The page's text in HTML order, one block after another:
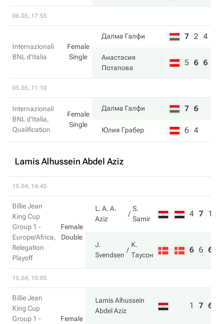
06.05, 17:55
Internazionali
BNL d'Italia
Female
Single
Далма Галфи 7 2 4
Анастасия
Потапова
5 6 6
05.05, 11:10
Internazionali
BNL d'Italia,
Qualification
Female
Single
Далма Галфи 7 6
Юлия Грабер 6 4
Lamis Alhussein Abdel Aziz
15.04, 14:45
Billie Jean
King Cup
Group 1 -
Europe/Africa,
Relegation
Playoff
Female
Double
L. A. A.
Aziz
S.
Samir
4 7 1
J.
Svendsen
К.
Таусон
6 6 6
15.04, 10:05
Billie Jean
King Cup
Group 1 -
Female
Lamis Alhussein
Abdel Aziz
1 7 6